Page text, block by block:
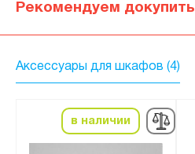
Рекомендуем докупить
Аксессуары для шкафов (4)
в наличии